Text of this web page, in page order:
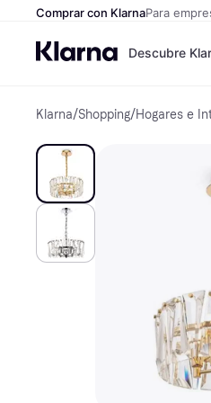
Comprar con KlarnaPara
Descubre
Klarna/Shopping/Hogares e